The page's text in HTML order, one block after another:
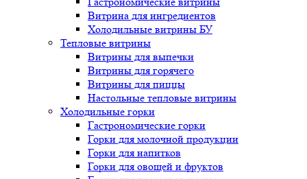
Витрина для ингредиентов
Холодильные витрины БУ
Тепловые витрины
Витрины для выпечки
Витрины для горячего
Витрины для пиццы
Настольные тепловые витрины
Холодильные горки
Гастрономические горки
Горки для молочной продукции
Горки для напитков
Горки для овощей и фруктов